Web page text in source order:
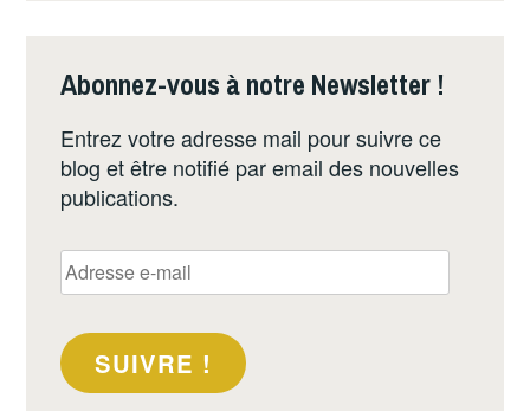
Abonnez-vous à notre Newsletter !
Entrez votre adresse mail pour suivre ce
blog et être notifié par email des nouvelles
publications.
Adresse
e-
SUIVRE !